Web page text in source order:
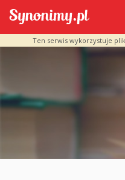
Ten serwis wykorzystuje